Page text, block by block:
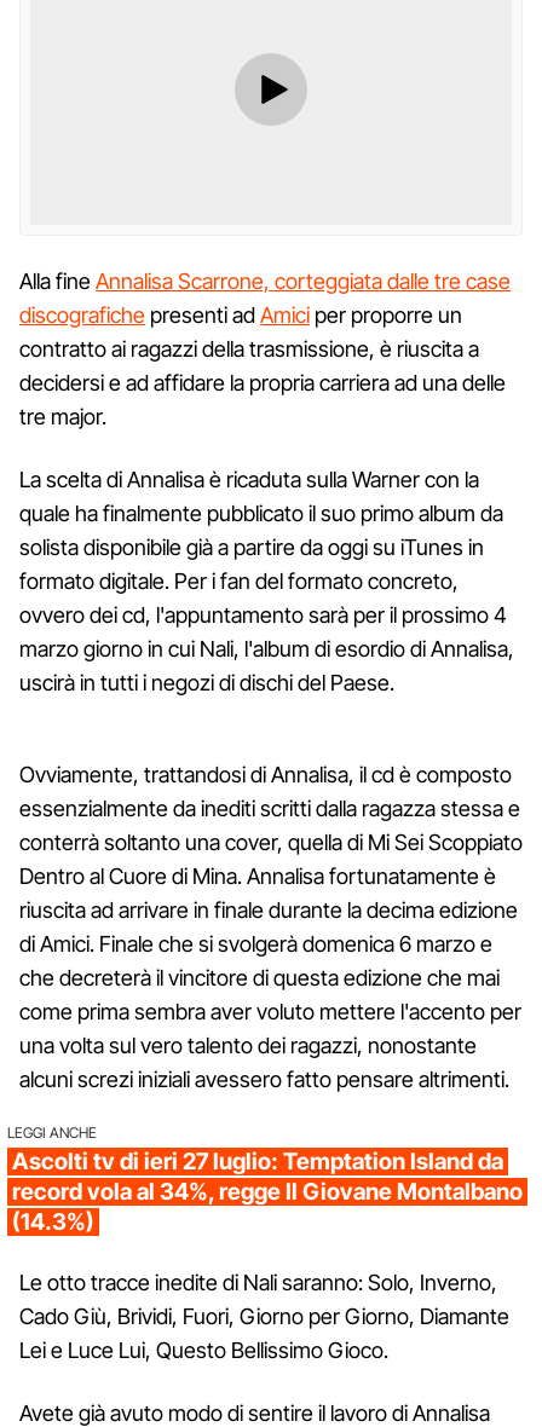
Alla fineAnnalisa Scarrone, corteggiata dalle tre case
discografiche presenti adAmici per proporre un
contratto ai ragazzi della trasmissione, è riuscita a
decidersi e ad affidare la propria carriera ad una delle
tre major.
La scelta di Annalisa è ricaduta sulla Warner con la
quale ha finalmente pubblicato il suo primo album da
solista disponibile già a partire da oggi su iTunes in
formato digitale. Per i fan del formato concreto,
ovvero dei cd, l'appuntamento sarà per il prossimo 4
marzo giorno in cui Nali, l'album di esordio di Annalisa,
uscirà in tutti i negozi di dischi del Paese.
Ovviamente, trattandosi di Annalisa, il cd è composto
essenzialmente da inediti scritti dalla ragazza stessa e
conterrà soltanto una cover, quella di Mi Sei Scoppiato
Dentro al Cuore di Mina. Annalisa fortunatamente è
riuscita ad arrivare in finale durante la decima edizione
di Amici. Finale che si svolgerà domenica 6 marzo e
che decreterà il vincitore di questa edizione che mai
come prima sembra aver voluto mettere l'accento per
una volta sul vero talento dei ragazzi, nonostante
alcuni screzi iniziali avessero fatto pensare altrimenti.
LEGGI ANCHE
Ascolti tv di ieri 27 luglio: Temptation Island da
record vola al 34%, regge Il Giovane Montalbano
(14.3%)
Le otto tracce inedite di Nali saranno: Solo, Inverno,
Cado Giù, Brividi, Fuori, Giorno per Giorno, Diamante
Lei e Luce Lui, Questo Bellissimo Gioco.
Avete già avuto modo di sentire il lavoro di Annalisa